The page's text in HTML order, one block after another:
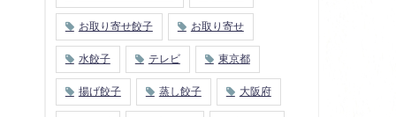
お取り寄せ餃子 お取り寄せ
水餃子 テレビ 東京都
揚げ餃子 蒸し餃子 大阪府